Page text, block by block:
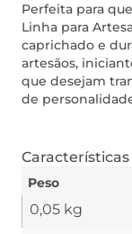
Perfeita para
Linha para
caprichado e
artesãos,
que desejam
de
Características
Peso
0,05 kg